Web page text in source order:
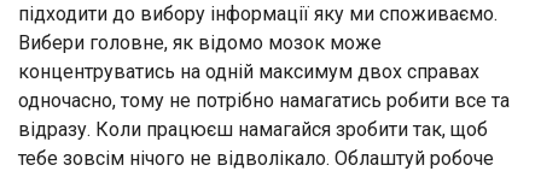
підходити до вибору інформації яку ми споживаємо.
Вибери головне, як відомо мозок може
концентруватись на одній максимум двох справах
одночасно, тому не потрібно намагатись робити все та
відразу. Коли працюєш намагайся зробити так, щоб
тебе зовсім нічого не відволікало. Облаштуй робоче